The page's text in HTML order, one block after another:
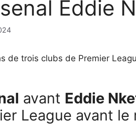
Eddie
de trois clubs de Premier
avant Eddie
League avant